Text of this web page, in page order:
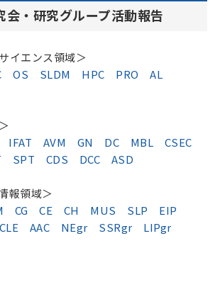
・研究グループ活動報告
イエンス領域＞
OS SLDM HPC PRO
AL
IFAT AVM GN DC MBL
CSEC
SPT CDS DCC ASD
報領域＞
CG CE CH MUS SLP
EIP
CLE AAC NEgr SSRgr
LIPgr